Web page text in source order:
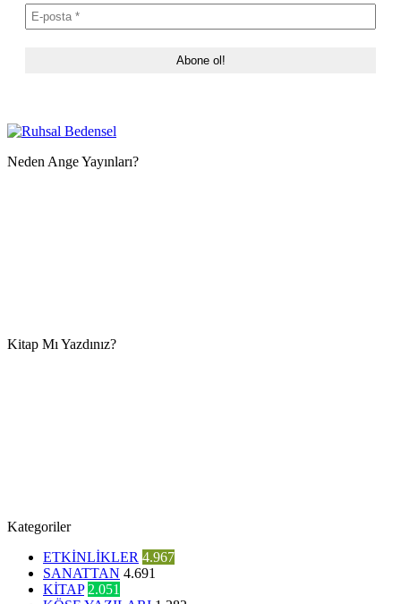
Neden Ange Yayınları?
Kitap Mı Yazdınız?
Kategoriler
ETKİNLİKLER 4.967
SANATTAN 4.691
KİTAP 2.051